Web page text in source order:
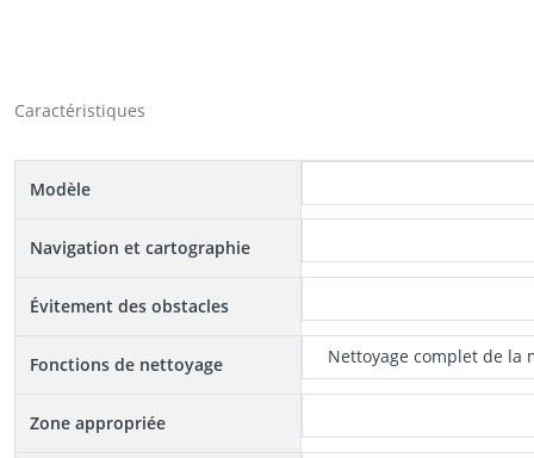
Caractéristiques
Modèle
Navigation et cartographie
Évitement des obstacles
Fonctions de nettoyage Nettoyage complet de la
Zone appropriée